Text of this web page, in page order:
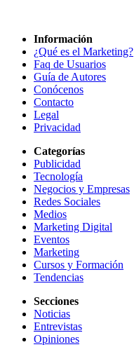
Información
¿Qué es el Marketing?
Faq de Usuarios
Guía de Autores
Conócenos
Contacto
Legal
Privacidad
Categorías
Publicidad
Tecnología
Negocios y Empresas
Redes Sociales
Medios
Marketing Digital
Eventos
Marketing
Cursos y Formación
Tendencias
Secciones
Noticias
Entrevistas
Opiniones